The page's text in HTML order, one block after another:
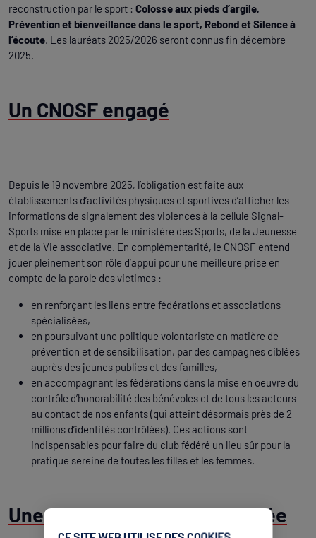
reconstruction par le sport : Colosse aux pieds d’argile,
Prévention et bienveillance dans le sport, Rebond et Silence à
l’écoute. Les lauréats 2025/2026 seront connus fin décembre
2025.
Un CNOSF engagé
Depuis le 19 novembre 2025, l’obligation est faite aux
établissements d’activités physiques et sportives d’afficher les
informations de signalement des violences à la cellule Signal-
Sports mise en place par le ministère des Sports, de la Jeunesse
et de la Vie associative. En complémentarité, le CNOSF entend
jouer pleinement son rôle d’appui pour une meilleure prise en
compte de la parole des victimes :
en renforçant les liens entre fédérations et associations
spécialisées,
en poursuivant une politique volontariste en matière de
prévention et de sensibilisation, par des campagnes ciblées
auprès des jeunes publics et des familles,
en accompagnant les fédérations dans la mise en oeuvre du
contrôle d’honorabilité des bénévoles et de tous les acteurs
au contact de nos enfants (qui atteint désormais près de 2
millions d’identités contrôlées). Ces actions sont
indispensables pour faire du club fédéré un lieu sûr pour la
pratique sereine de toutes les filles et les femmes.
Une commission CNOSF dédiée